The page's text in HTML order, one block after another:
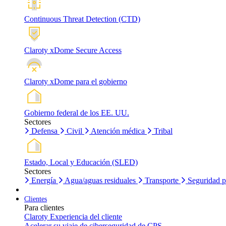
Continuous Threat Detection (CTD)
Claroty xDome Secure Access
Claroty xDome para el gobierno
Gobierno federal de los EE. UU.
Sectores
Defensa
Civil Atención médica Tribal
Estado, Local y Educación (SLED)
Sectores
Energía
Agua/aguas residuales Transporte Seguridad
Clientes
Para clientes
Claroty Experiencia del cliente